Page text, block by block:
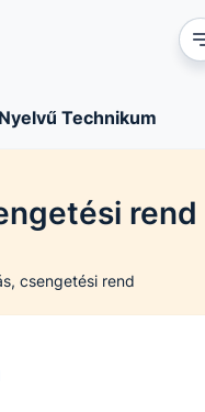
Technikum
rend
csengetési rend